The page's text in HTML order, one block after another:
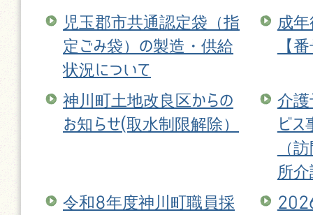
児玉郡市共通認定袋（指
定ごみ袋）の製造・供給
状況について
成年
【
神川町土地改良区からの
お知らせ(取水制限解除）
介護
ビス
（
所
令和8年度神川町職員採